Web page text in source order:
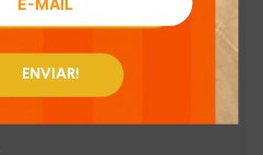
ENVIAR!